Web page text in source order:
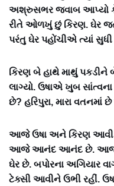
અશ્રુસભર જવાબ આપ્યો કે
રીતે ઓળખું છું કિરણ. ઘેર
પરંતુ ઘેર પહોંચીએ ત્યાં
કિરણ બે હાથે માથું
લાગ્યો. ઉષાએ ખુબ
છે? હરિપુરા, મારા વતનમાં છે
આજે ઉષા અને કિરણ આવી
આજે આનંદ આનંદ છે. આજ
ઘેર છે. બપોરના અગિયાર
ટેક્સી આવીને ઉભી રહીં.